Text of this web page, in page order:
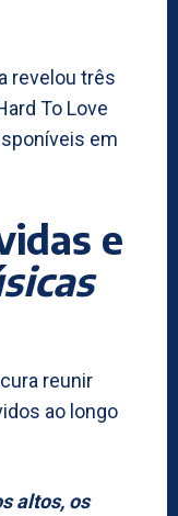
revelou três
To Love
em
e
reunir
ao longo
altos, os